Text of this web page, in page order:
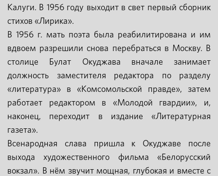
Калуги. В 1956 году выходит в свет первый сборник
стихов «Лирика».
В 1956 г. мать поэта была реабилитирована и им
вдвоем разрешили снова перебраться в Москву. В
столице Булат Окуджава вначале занимает
должность заместителя редактора по разделу
«литература» в «Комсомольской правде», затем
работает редактором в «Молодой гвардии», и,
наконец, переходит в издание «Литературная
газета».
Всенародная слава пришла к Окуджаве после
выхода художественного фильма «Белорусский
вокзал». В нём звучит мощная, глубокая и вместе с